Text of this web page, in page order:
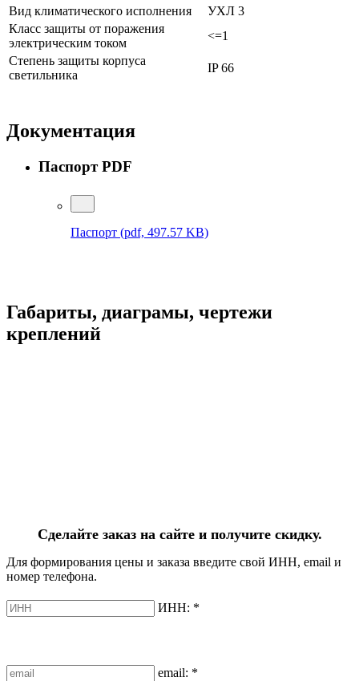
Вид климатического исполнения
УХЛ 3
Класс защиты от поражения
электрическим током
<=1
Степень защиты корпуса
светильника
IP 66
Документация
Паспорт PDF
Паспорт (pdf, 497.57 KB)
Габариты, диаграмы, чертежи
креплений
Сделайте заказ на сайте и получите скидку.
Для формирования цены и заказа введите свой ИНН, email и
номер телефона.
ИНН: *
email: *